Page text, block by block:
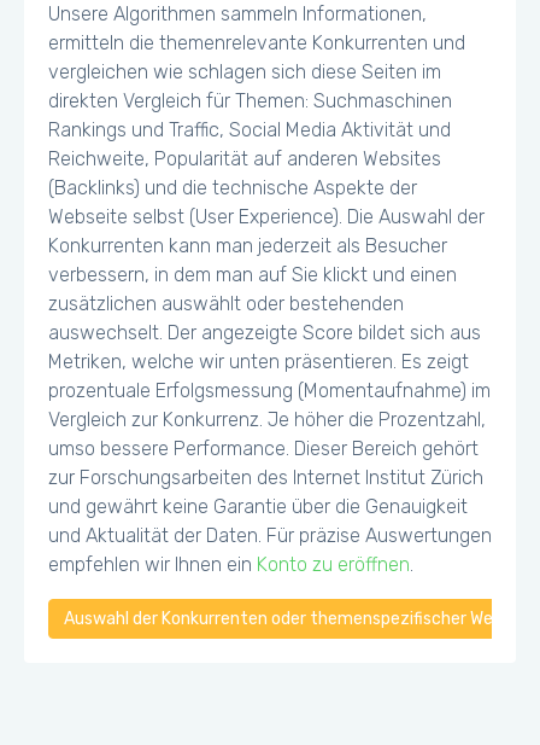
Unsere Algorithmen sammeln Informationen,
ermitteln die themenrelevante Konkurrenten und
vergleichen wie schlagen sich diese Seiten im
direkten Vergleich für Themen: Suchmaschinen
Rankings und Traffic, Social Media Aktivität und
Reichweite, Popularität auf anderen Websites
(Backlinks) und die technische Aspekte der
Webseite selbst (User Experience). Die Auswahl der
Konkurrenten kann man jederzeit als Besucher
verbessern, in dem man auf Sie klickt und einen
zusätzlichen auswählt oder bestehenden
auswechselt. Der angezeigte Score bildet sich aus
Metriken, welche wir unten präsentieren. Es zeigt
prozentuale Erfolgsmessung (Momentaufnahme) im
Vergleich zur Konkurrenz. Je höher die Prozentzahl,
umso bessere Performance. Dieser Bereich gehört
zur Forschungsarbeiten des Internet Institut Zürich
und gewährt keine Garantie über die Genauigkeit
und Aktualität der Daten. Für präzise Auswertungen
empfehlen wir Ihnen ein Konto zu eröffnen.
Auswahl der Konkurrenten oder themenspezifischer